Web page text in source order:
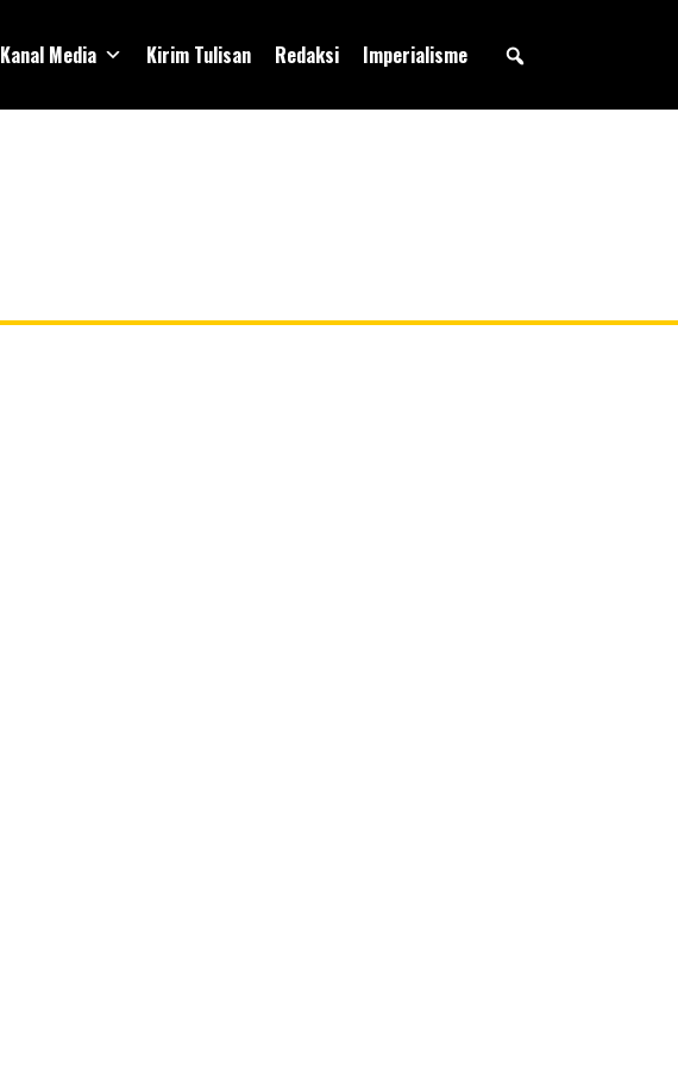
Kanal Media Kirim Tulisan Redaksi Imperialisme